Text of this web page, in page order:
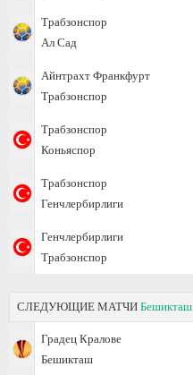
Трабзонспор
Ал Сад
Айнтрахт Франкфурт
Трабзонспор
Трабзонспор
Коньяспор
Трабзонспор
Генчлербирлиги
Генчлербирлиги
Трабзонспор
СЛЕДУЮЩИЕ МАТЧИ Бешикташ
Градец Кралове
Бешикташ